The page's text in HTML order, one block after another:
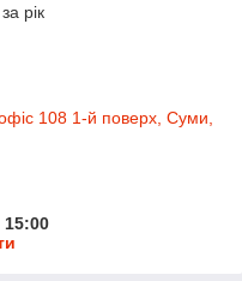
рік
108 1-й поверх, Суми,
15:00